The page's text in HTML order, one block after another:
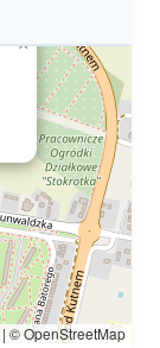
×
| © OpenStreetMap